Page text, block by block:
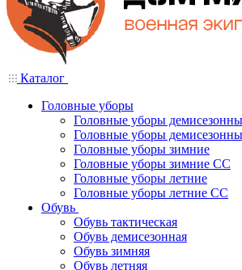
Каталог
Головные уборы
Головные уборы
Головные уборы
Головные уборы зимние
Головные уборы зимние СС
Головные уборы летние
Головные уборы летние СС
Обувь
Обувь тактическая
Обувь демисезонная
Обувь зимняя
Обувь летняя